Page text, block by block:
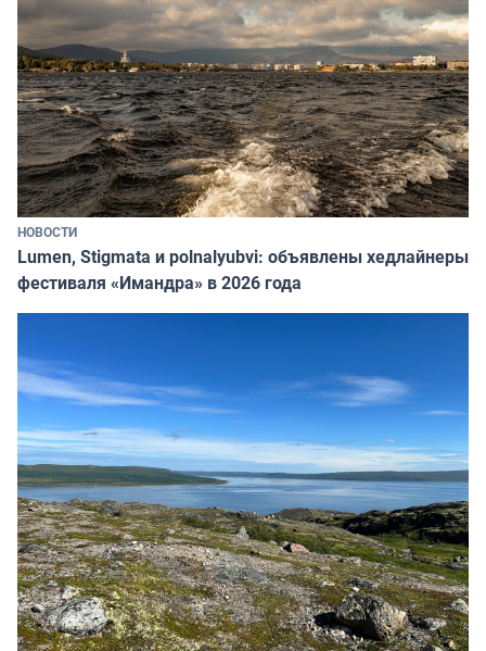
НОВОСТИ
Lumen, Stigmata и polnalyubvi: объявлены хедлайнеры
фестиваля «Имандра» в 2026 года